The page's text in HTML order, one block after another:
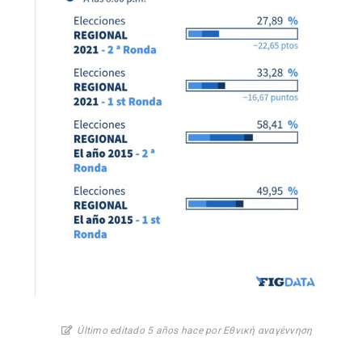
Último editado 5 años hace por Εθνική αναγέννηση